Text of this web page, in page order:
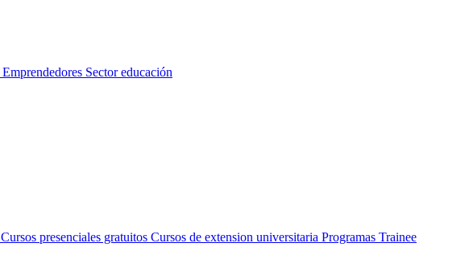
Emprendedores Sector educación
Cursos presenciales gratuitos Cursos de extension universitaria Programas Trainee